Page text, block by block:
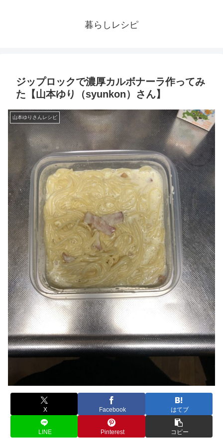
暮らしレシピ
ジップロックで濃厚カルボナーラ作ってみ
た【山本ゆり（syunkon）さん】
山本ゆりさんレシピ
X Facebook はてブ
LINE Pinterest コピー